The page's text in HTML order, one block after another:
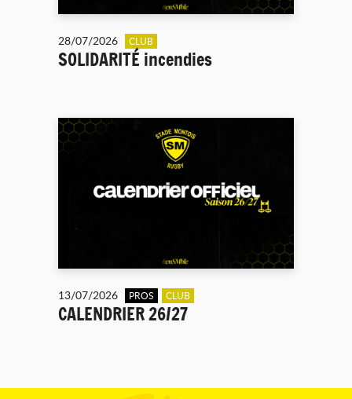
28/07/2026 CLUB
SOLIDARITÉ incendies
13/07/2026 PROS CLUB
CALENDRIER 26/27